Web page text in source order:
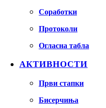
Соработки
Протоколи
Огласна табла
АКТИВНОСТИ
Први стапки
Бисерчиња